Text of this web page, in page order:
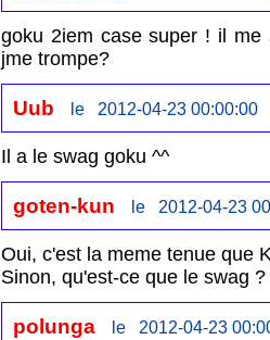
goku 2iem case super ! il me
jme trompe?
Uub le 2012-04-23 00:00:00
goten-kun le 2012-04-23
Oui, c'est la meme tenue que
Sinon, qu'est-ce que le swag ?
polunga le 2012-04-23